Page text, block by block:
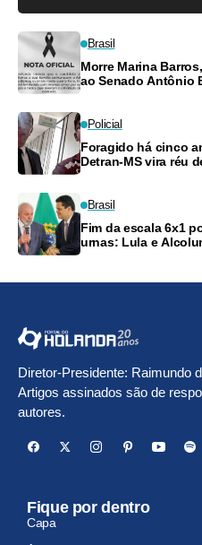
Brasil
Morre Marina
ao Senado Antônio
Policial
Foragido há cinco
Detran-MS vira réu
Brasil
Fim da escala 6x1
urnas: Lula e
Diretor-Presidente: Raimundo
Artigos assinados são de
autores.
Fique por dentro
Capa